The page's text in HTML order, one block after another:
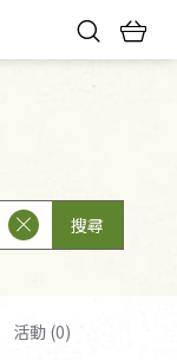
搜尋
活動 (0)